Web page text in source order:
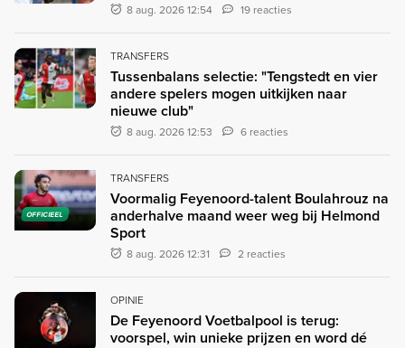
8 aug. 2026 12:54 19 reacties
TRANSFERS
Tussenbalans selectie: "Tengstedt en vier
andere spelers mogen uitkijken naar
nieuwe club"
8 aug. 2026 12:53 6 reacties
OFFICIEEL
TRANSFERS
Voormalig Feyenoord-talent Boulahrouz na
anderhalve maand weer weg bij Helmond
Sport
8 aug. 2026 12:31 2 reacties
OPINIE
De Feyenoord Voetbalpool is terug:
voorspel, win unieke prijzen en word dé